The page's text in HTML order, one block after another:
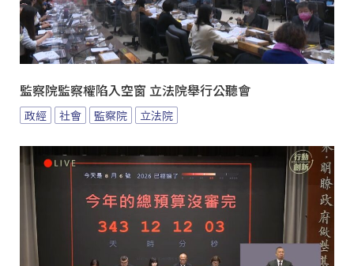
監察院監察權陷入空窗 立法院舉行公聽會
政經 社會 監察院 立法院